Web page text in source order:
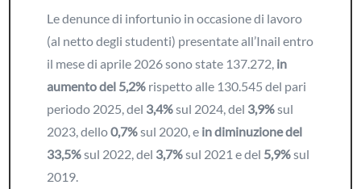
Le denunce di infortunio in occasione di lavoro
(al netto degli studenti) presentate all’Inail entro
il mese di aprile 2026 sono state 137.272, in
aumento del 5,2% rispetto alle 130.545 del pari
periodo 2025, del 3,4%sul 2024, del 3,9%sul
2023, dello0,7%sul 2020, e in diminuzione del
33,5%sul 2022, del 3,7%sul 2021 e del 5,9%sul
2019.